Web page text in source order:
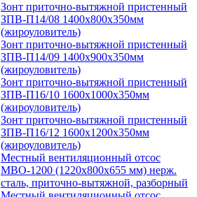
Зонт приточно-вытяжной пристенный
ЗПВ-П14/08 1400х800х350мм
(жироуловитель)
Зонт приточно-вытяжной пристенный
ЗПВ-П14/09 1400х900х350мм
(жироуловитель)
Зонт приточно-вытяжной пристенный
ЗПВ-П16/10 1600х1000х350мм
(жироуловитель)
Зонт приточно-вытяжной пристенный
ЗПВ-П16/12 1600х1200х350мм
(жироуловитель)
Местный вентиляционный отсос
МВО-1200 (1220х800х655 мм) нерж.
сталь, приточно-вытяжной, разборный